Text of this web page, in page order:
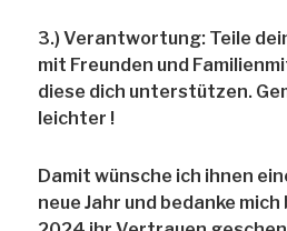
3.) Verantwortung: Teile
mit Freunden und
diese dich unterstützen.
leichter !
Damit wünsche ich ihnen
neue Jahr und bedanke mich